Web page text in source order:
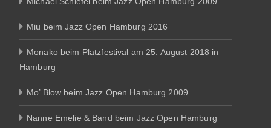
Miu beim Jazz Open Hamburg 2016
Monako beim Platzfestival am 25. August 2018 in
Hamburg
Mo’ Blow beim Jazz Open Hamburg 2009
Nanne Emelie & Band beim Jazz Open Hamburg